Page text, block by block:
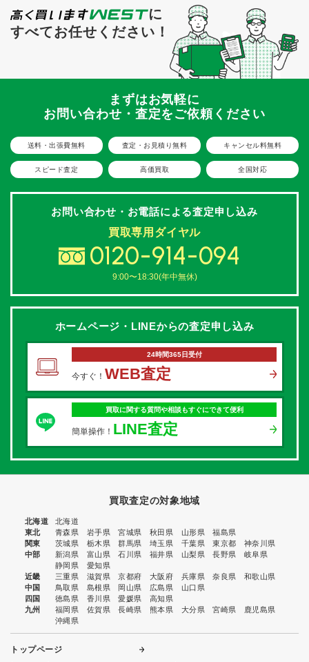
に
すべてお任せください！
まずはお気軽に
お問い合わせ・査定をご依頼ください
送料・出張費無料 査定・お見積り無料 キャンセル料無料
スピード査定 高価買取 全国対応
お問い合わせ・お電話による査定申し込み
買取専用ダイヤル
0120-914-094
9:00〜18:30(年中無休)
ホームページ・LINEからの査定申し込み
24時間365日受付
今すぐ！ WEB査定
買取に関する質問や相談もすぐにできて便利
簡単操作！ LINE査定
買取査定の対象地域
北海道
北海道
東北
青森県 岩手県 宮城県 秋田県 山形県
福島県
関東
茨城県 栃木県 群馬県 埼玉県 千葉県 東京都
神奈川県
中部
新潟県 富山県 石川県 福井県 山梨県 長野県
岐阜県
静岡県
愛知県
近畿
三重県 滋賀県 京都府 大阪府 兵庫県 奈良県
和歌山県
中国
鳥取県 島根県 岡山県 広島県
山口県
四国
徳島県 香川県 愛媛県
高知県
九州
福岡県 佐賀県 長崎県 熊本県 大分県 宮崎県
鹿児島県
沖縄県
トップページ